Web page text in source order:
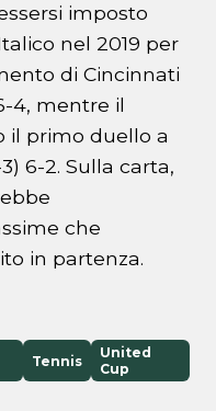
imposto
nel 2019 per
di Cincinnati
4, mentre il
il primo duello a
6-2. Sulla carta,
che
in partenza.
Tennis
United
Cup